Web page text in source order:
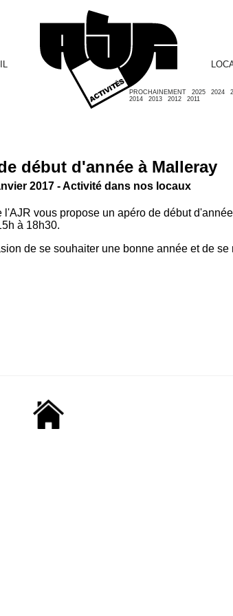
PROCHAINEMENT 2025 2024
2014
2013 2012 2011
début d'année à Malleray
2017 - Activité dans nos locaux
l'AJR vous propose un apéro de début
à 18h30.
de se souhaiter une bonne année et de se